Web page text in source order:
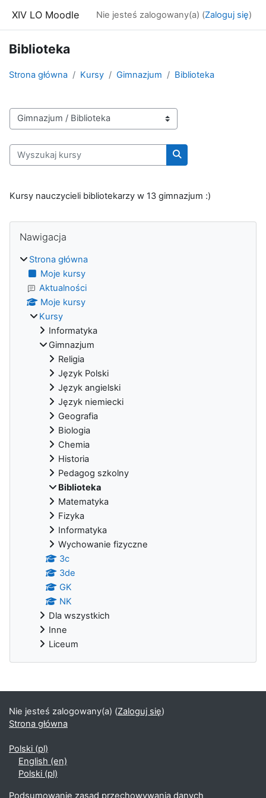
XIV LO Moodle Nie jesteś zalogowany(a) (Zaloguj się)
Biblioteka
Strona główna Kursy Gimnazjum Biblioteka
Kategorie kursów
Wyszukaj kursy
Wyszukaj kursy
Kursy nauczycieli bibliotekarzy w 13 gimnazjum :)
Bloki
Nawigacja
Strona główna
Moje kursy
Aktualności
Moje kursy
Kursy
Informatyka
Gimnazjum
Religia
Język Polski
Język angielski
Język niemiecki
Geografia
Biologia
Chemia
Historia
Pedagog szkolny
Biblioteka
Matematyka
Fizyka
Informatyka
Wychowanie fizyczne
3c
3de
GK
NK
Dla wszystkich
Inne
Liceum
Bloki uzupełniające
Nie jesteś zalogowany(a) (Zaloguj się)
Strona główna
Polski ‎(pl)‎
English ‎(en)‎
Polski ‎(pl)‎
Podsumowanie zasad przechowywania danych